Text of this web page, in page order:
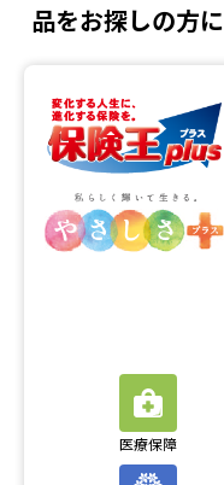
品をお探しの方に